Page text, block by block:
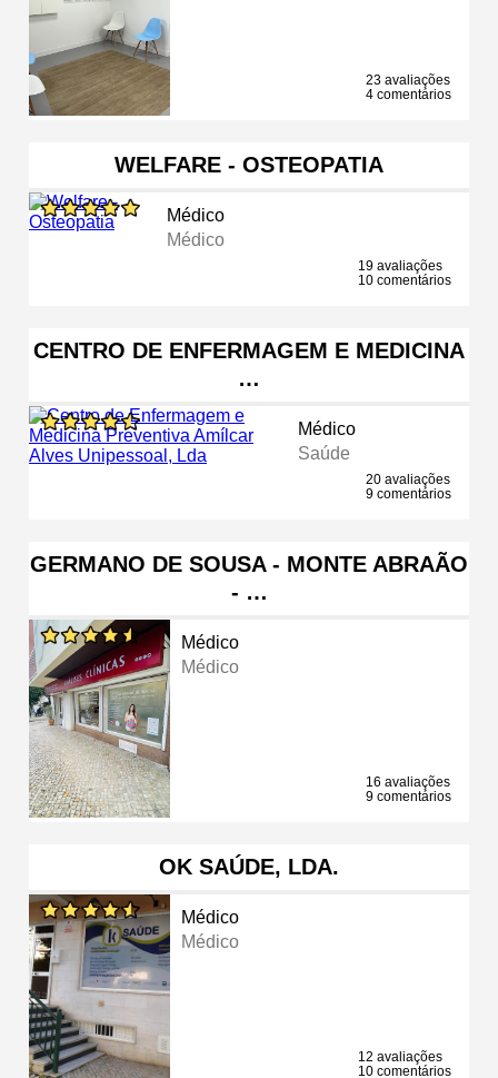
23 avaliações
4 comentários
WELFARE - OSTEOPATIA
Médico
Médico
19 avaliações
10 comentários
CENTRO DE ENFERMAGEM E MEDICINA
…
Médico
Saúde
20 avaliações
9 comentários
GERMANO DE SOUSA - MONTE ABRAÃO
- …
Médico
Médico
16 avaliações
9 comentários
OK SAÚDE, LDA.
Médico
Médico
12 avaliações
10 comentários